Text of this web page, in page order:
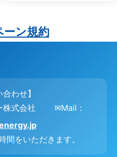
ーン規約
合わせ】
株式会社 ✉Mail：
間をいただきます。